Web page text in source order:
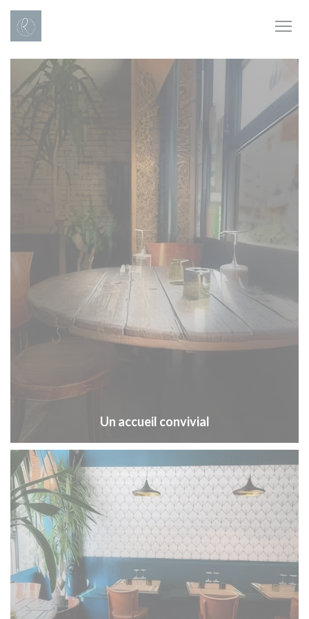
Personalizzazione delle tue scelte sui cookie
Un accueil convivial